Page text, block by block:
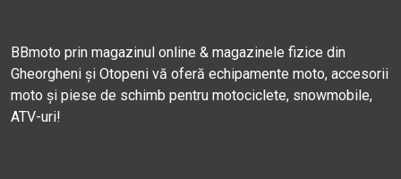
BBmoto prin magazinul online & magazinele fizice din
Gheorgheni și Otopeni vă oferă echipamente moto, accesorii
moto și piese de schimb pentru motociclete, snowmobile,
ATV-uri!